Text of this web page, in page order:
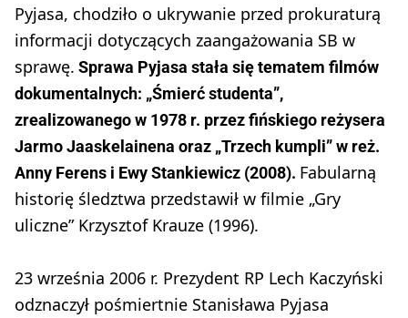
Pyjasa, chodziło o ukrywanie przed prokuraturą
informacji dotyczących zaangażowania SB w
sprawę. Sprawa Pyjasa stała się tematem filmów
dokumentalnych: „Śmierć studenta”,
zrealizowanego w 1978 r. przez fińskiego reżysera
Jarmo Jaaskelainena oraz „Trzech kumpli” w reż.
Anny Ferens i Ewy Stankiewicz (2008). Fabularną
historię śledztwa przedstawił w filmie „Gry
uliczne” Krzysztof Krauze (1996).
23 września 2006 r. Prezydent RP Lech Kaczyński
odznaczył pośmiertnie Stanisława Pyjasa